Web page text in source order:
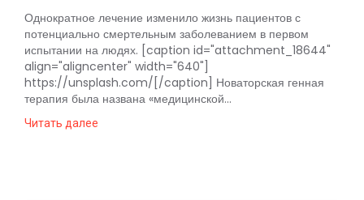
Однократное лечение изменило жизнь пациентов с
потенциально смертельным заболеванием в первом
испытании на людях. [caption id="attachment_18644"
align="aligncenter" width="640"]
https://unsplash.com/[/caption] Новаторская генная
терапия была названа «медицинской...
Читать далее